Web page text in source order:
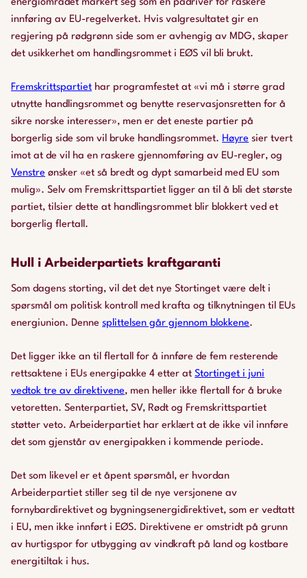
energiområdet markert seg som en pådriver for raskere
innføring av EU-regelverket. Hvis valgresultatet gir en
regjering på rødgrønn side som er avhengig av MDG, skaper
det usikkerhet om handlingsrommet i EØS vil bli brukt.
Fremskrittspartiet har programfestet at «vi må i større grad
utnytte handlingsrommet og benytte reservasjonsretten for å
sikre norske interesser», men er det eneste partier på
borgerlig side som vil bruke handlingsrommet. Høyre sier tvert
imot at de vil ha en raskere gjennomføring av EU-regler, og
Venstre ønsker «et så bredt og dypt samarbeid med EU som
mulig». Selv om Fremskrittspartiet ligger an til å bli det største
partiet, tilsier dette at handlingsrommet blir blokkert ved et
borgerlig flertall.
Hull i Arbeiderpartiets kraftgaranti
Som dagens storting, vil det det nye Stortinget være delt i
spørsmål om politisk kontroll med krafta og tilknytningen til EUs
energiunion. Denne splittelsen går gjennom blokkene.
Det ligger ikke an til flertall for å innføre de fem resterende
rettsaktene i EUs energipakke 4 etter at Stortinget i juni
vedtok tre av direktivene, men heller ikke flertall for å bruke
vetoretten. Senterpartiet, SV, Rødt og Fremskrittspartiet
støtter veto. Arbeiderpartiet har erklært at de ikke vil innføre
det som gjenstår av energipakken i kommende periode.
Det som likevel er et åpent spørsmål, er hvordan
Arbeiderpartiet stiller seg til de nye versjonene av
fornybardirektivet og bygningsenergidirektivet, som er vedtatt
i EU, men ikke innført i EØS. Direktivene er omstridt på grunn
av hurtigspor for utbygging av vindkraft på land og kostbare
energitiltak i hus.